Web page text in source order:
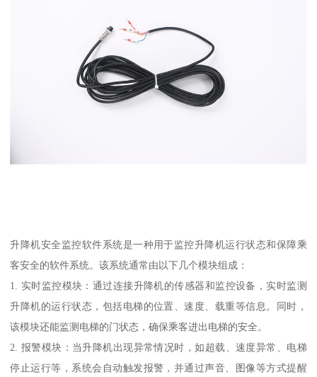
升降机安全监控软件系统是一种用于监控升降机运行状态和保障乘
客安全的软件系统。该系统通常由以下几个模块组成：
1. 实时监控模块：通过连接升降机的传感器和监控设备，实时监测
升降机的运行状态，包括电梯的位置、速度、载重等信息。同时，
该模块还能监测电梯的门状态，确保乘客进出电梯的安全。
2. 报警模块：当升降机出现异常情况时，如超载、速度异常、电梯
停止运行等，系统会自动触发报警，并通过声音、图像等方式提醒